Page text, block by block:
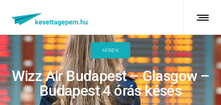
HÍREK
Wizz Air Budapest – Glasgow –
Budapest 4 órás késés